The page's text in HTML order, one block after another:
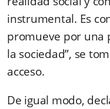
instrumental. Es
promueve por una
la sociedad”, se
acceso.
De igual modo,